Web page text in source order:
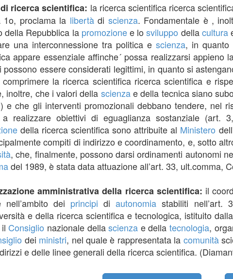
di ricerca scientifica: la ricerca scientifica ricerca
1o, proclama la libertàdi scienza. Fondamentale è ,
della Repubblica la promozionee losviluppo dellacultura
una interconnessione tra politica e scienza, in quanto
appare essenziale affinche´ possa realizzarsi appieno
possono essere considerati legittimi, in quanto si
la ricerca scientifica ricerca scientifica e
inoltre, che i valori della scienzae della tecnica siano
e che gli interventi promozionali debbano tendere, nel
a realizzare obiettivi di eguaglianza sostanziale (art.
della ricerca scientifica sono attribuite al Ministero
compiti di indirizzo e coordinamento, e, sotto
, che, finalmente, possono darsi ordinamenti autonomi
del 1989, è stata data attuazione all’art. 33, ult.comma,
amministrativa della ricerca scientifica: il
nell’ambito dei principi diautonomia stabiliti nell’art.
e della ricerca scientifica e tecnologica, istituito
Consiglio nazionale dellascienza e della tecnologia,
dei ministri, nel quale è rappresentata la comunità
e delle linee generali della ricerca scientifica.